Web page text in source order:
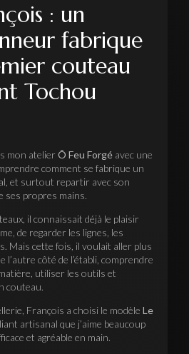
: un
fabrique
couteau
Tochou
mon atelier Ô Feu Forgé avec une
comment se fabrique un
et surtout repartir avec son
ses propres mains.
il connaissait déjà le plaisir
de regarder les lignes, les
Mais cette fois, il voulait aller plus
l’autre côté de l’établi, comprendre
utiliser les outils et
couteau.
François a choisi le modèle Le
artisanal que j’aime beaucoup
et agréable en main.